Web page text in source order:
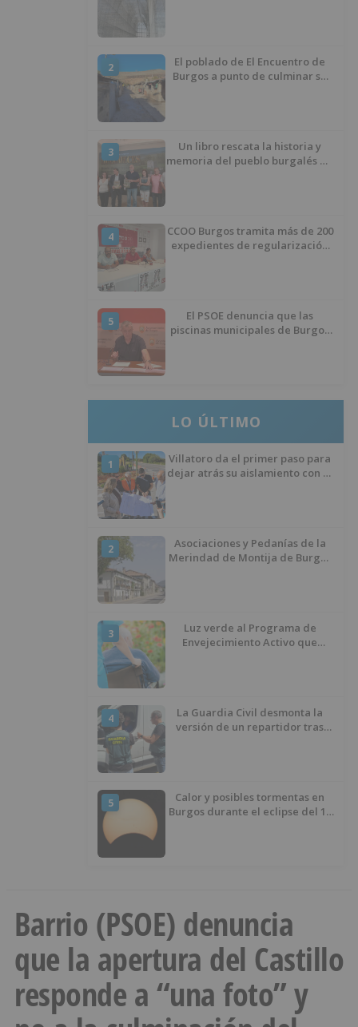
2
El poblado de El Encuentro de
Burgos a punto de culminar su
3
Un libro rescata la historia y
memoria del pueblo burgalés de
4
CCOO Burgos tramita más de 200
expedientes de regularización
5
El PSOE denuncia que las
piscinas municipales de Burgos
LO ÚLTIMO
1
Villatoro da el primer paso para
dejar atrás su aislamiento con el
2
Asociaciones y Pedanías de la
Merindad de Montija de Burgos
3
Luz verde al Programa de
Envejecimiento Activo que
4
La Guardia Civil desmonta la
versión de un repartidor tras
5
Calor y posibles tormentas en
Burgos durante el eclipse del 12
Barrio (PSOE) denuncia
que la apertura del Castillo
responde a “una foto” y